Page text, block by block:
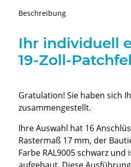
Beschreibung
Ihr individuell
19-Zoll-
Gratulation! Sie haben sich
zusammengestellt.
Ihre Auswahl hat 16
Rastermaß 17 mm, der
Farbe RAL9005 schwarz und